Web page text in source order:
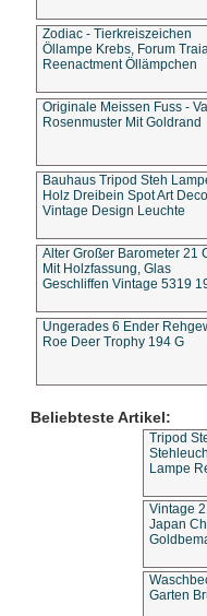
Zodiac - Tierkreiszeichen
Öllampe Krebs, Forum
Reenactment Öllämpchen
Originale Meissen Fuss -
Rosenmuster Mit Goldrand
Bauhaus Tripod Steh
Holz Dreibein Spot Art Deco
Vintage Design Leuchte
Alter Großer Barometer 21
Mit Holzfassung, Glas
Geschliffen Vintage 5319
Ungerades 6 Ender
Roe Deer Trophy 194 G
Beliebteste Artikel:
Tripod
Lampe
Vintage
Japan
Garten